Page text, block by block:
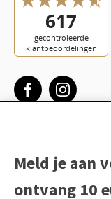
Meld je aan
ontvang 10